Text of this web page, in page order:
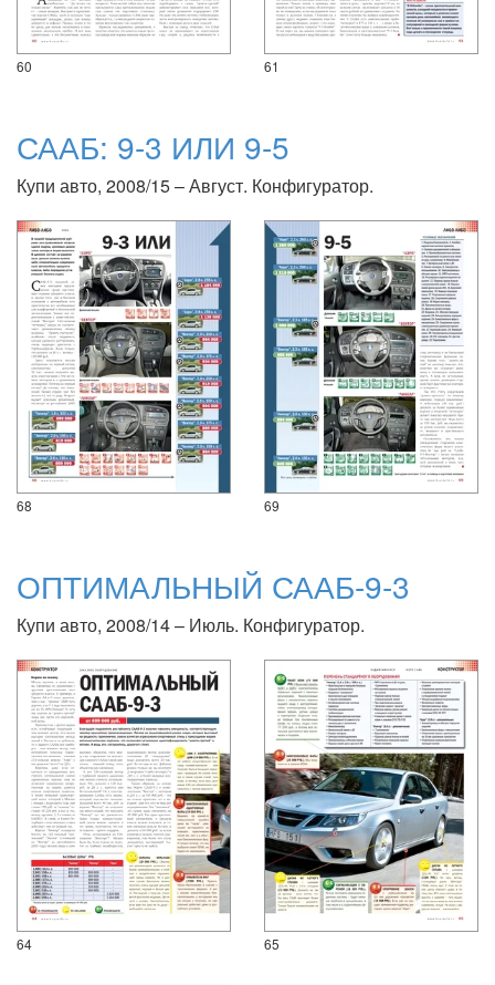
60 61
СААБ: 9-3 ИЛИ 9-5
Купи авто, 2008/15 – Август. Конфигуратор.
68 69
ОПТИМАЛЬНЫЙ СААБ-9-3
Купи авто, 2008/14 – Июль. Конфигуратор.
64 65